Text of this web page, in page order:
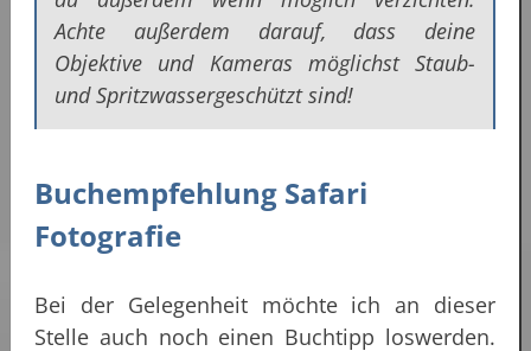
Achte außerdem darauf, dass deine
Objektive und Kameras möglichst Staub-
und Spritzwassergeschützt sind!
Buchempfehlung Safari
Fotografie
Bei der Gelegenheit möchte ich an dieser
Stelle auch noch einen Buchtipp loswerden.